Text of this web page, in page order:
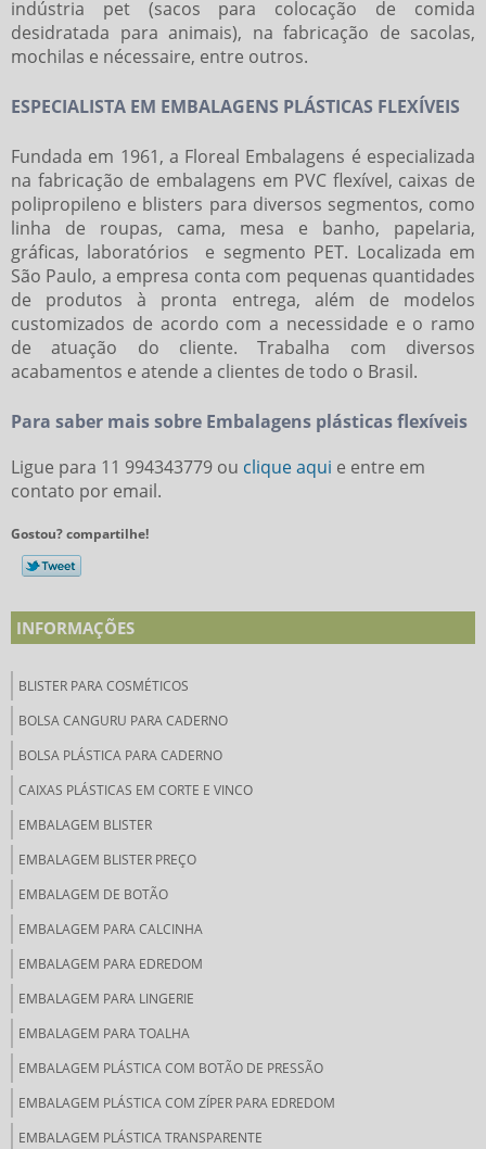
indústria pet (sacos para colocação de comida
desidratada para animais), na fabricação de sacolas,
mochilas e nécessaire, entre outros.
ESPECIALISTA EM EMBALAGENS PLÁSTICAS FLEXÍVEIS
Fundada em 1961, a Floreal Embalagens é especializada
na fabricação de embalagens em PVC flexível, caixas de
polipropileno e blisters para diversos segmentos, como
linha de roupas, cama, mesa e banho, papelaria,
gráficas, laboratórios e segmento PET. Localizada em
São Paulo, a empresa conta com pequenas quantidades
de produtos à pronta entrega, além de modelos
customizados de acordo com a necessidade e o ramo
de atuação do cliente. Trabalha com diversos
acabamentos e atende a clientes de todo o Brasil.
Para saber mais sobre Embalagens plásticas flexíveis
Ligue para 11 994343779 ou clique aqui e entre em
contato por email.
Gostou? compartilhe!
INFORMAÇÕES
BLISTER PARA COSMÉTICOS
BOLSA CANGURU PARA CADERNO
BOLSA PLÁSTICA PARA CADERNO
CAIXAS PLÁSTICAS EM CORTE E VINCO
EMBALAGEM BLISTER
EMBALAGEM BLISTER PREÇO
EMBALAGEM DE BOTÃO
EMBALAGEM PARA CALCINHA
EMBALAGEM PARA EDREDOM
EMBALAGEM PARA LINGERIE
EMBALAGEM PARA TOALHA
EMBALAGEM PLÁSTICA COM BOTÃO DE PRESSÃO
EMBALAGEM PLÁSTICA COM ZÍPER PARA EDREDOM
EMBALAGEM PLÁSTICA TRANSPARENTE